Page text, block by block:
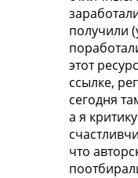
получили
этот
ссылке,
сегодня
а я
что